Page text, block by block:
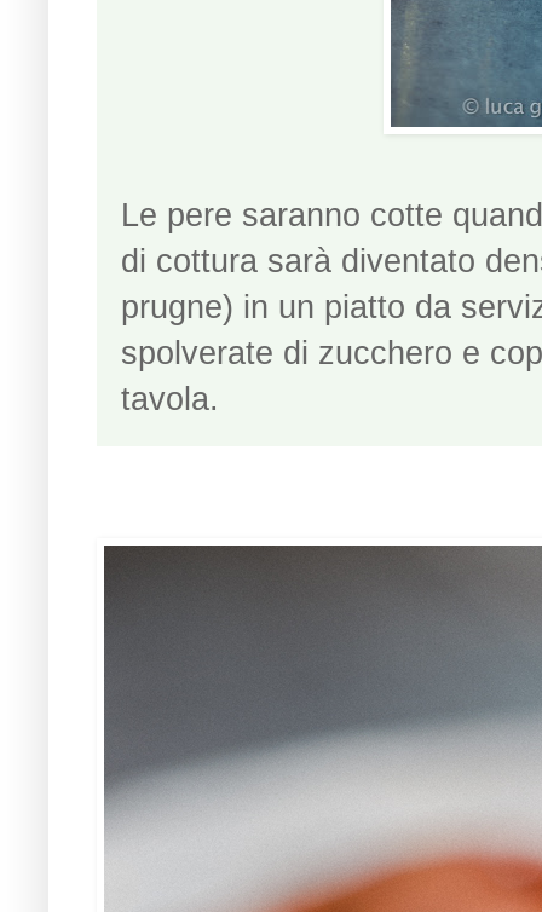
Le pere saranno cotte
di cottura sarà diventato
prugne) in un piatto da
spolverate di zucchero e
tavola.